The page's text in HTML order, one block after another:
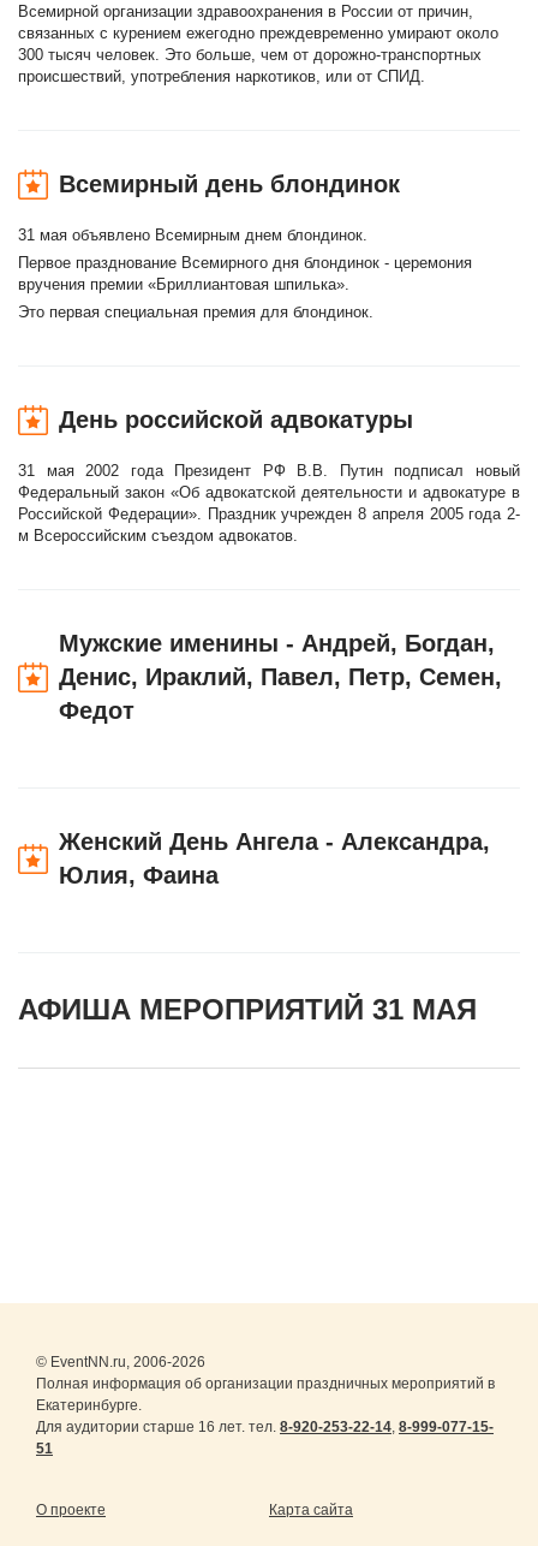
Всемирной организации здравоохранения в России от причин,
связанных с курением ежегодно преждевременно умирают около
300 тысяч человек. Это больше, чем от дорожно-транспортных
происшествий, употребления наркотиков, или от СПИД.
Всемирный день блондинок
31 мая объявлено Всемирным днем блондинок.
Первое празднование Всемирного дня блондинок - церемония
вручения премии «Бриллиантовая шпилька».
Это первая специальная премия для блондинок.
День российской адвокатуры
31 мая 2002 года Президент РФ В.В. Путин подписал новый
Федеральный закон «Об адвокатской деятельности и адвокатуре в
Российской Федерации». Праздник учрежден 8 апреля 2005 года 2-
м Всероссийским съездом адвокатов.
Мужские именины - Андрей, Богдан,
Денис, Ираклий, Павел, Петр, Семен,
Федот
Женский День Ангела - Александра,
Юлия, Фаина
АФИША МЕРОПРИЯТИЙ 31 МАЯ
© EventNN.ru, 2006-2026
Полная информация об организации праздничных мероприятий в
Екатеринбурге.
Для аудитории старше 16 лет. тел. 8-920-253-22-14, 8-999-077-15-
51
О проекте Карта сайта